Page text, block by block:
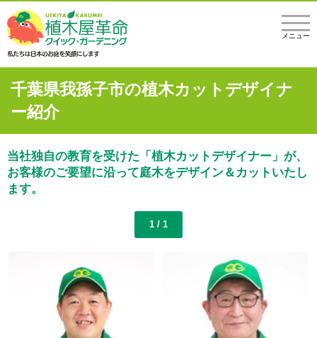
メニュー
千葉県我孫子市の植木カットデザイナ
ー紹介
当社独自の教育を受けた「植木カットデザイナー」が、
お客様のご要望に沿って庭木をデザイン＆カットいたし
ます。
1 / 1